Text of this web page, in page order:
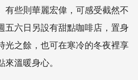
有些則華麗宏偉，可感受截然不
五六日另設有甜點咖啡店，置身
光之餘，也可在寒冷的冬夜裡享
溫暖身心。